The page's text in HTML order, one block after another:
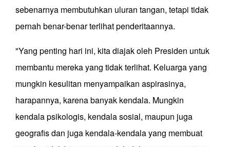
sebenarnya membutuhkan uluran tangan, tetapi tidak
pernah benar-benar terlihat penderitaannya.
"Yang penting hari ini, kita diajak oleh Presiden untuk
membantu mereka yang tidak terlihat. Keluarga yang
mungkin kesulitan menyampaikan aspirasinya,
harapannya, karena banyak kendala. Mungkin
kendala psikologis, kendala sosial, maupun juga
geografis dan juga kendala-kendala yang membuat